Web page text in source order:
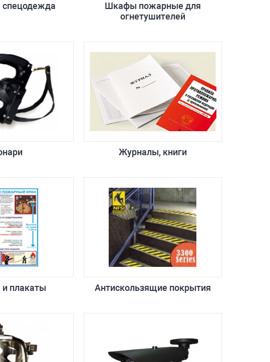
Шкафы пожарные для
огнетушителей
Журналы, книги
плакаты Антискользящие покрытия